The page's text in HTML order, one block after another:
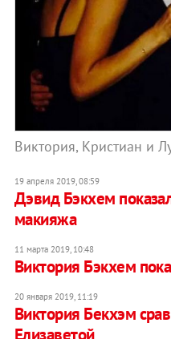
Виктория, Кристиан и
19 апреля 2019, 08:59
Дэвид Бэкхем
макияжа
11 марта 2019, 10:48
Виктория Бэкхем
20 января 2019, 11:19
Виктория Бекхэм
Елизаветой